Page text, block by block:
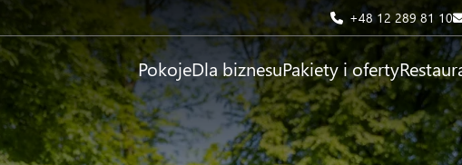
+48 12 289 81 10
PokojeDla biznesuPakiety i oferty